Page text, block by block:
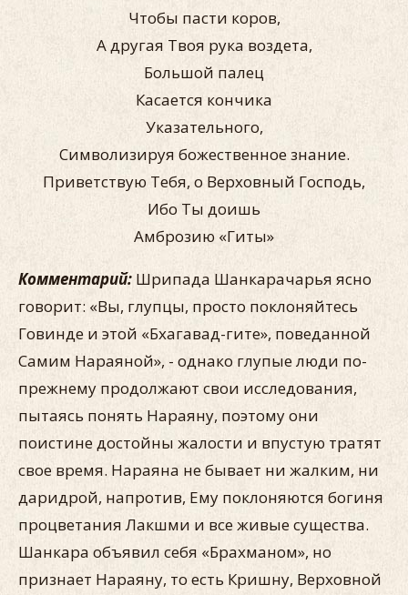
Чтобы пасти коров,
А другая Твоя рука воздета,
Большой палец
Касается кончика
Указательного,
Символизируя божественное знание.
Приветствую Тебя, о Верховный Господь,
Ибо Ты доишь
Амброзию «Гиты»
Комментарий: Шрипада Шанкарачарья ясно
говорит: «Вы, глупцы, просто поклоняйтесь
Говинде и этой «Бхагавад-гите», поведанной
Самим Нараяной», - однако глупые люди по-
прежнему продолжают свои исследования,
пытаясь понять Нараяну, поэтому они
поистине достойны жалости и впустую тратят
свое время. Нараяна не бывает ни жалким, ни
даридрой, напротив, Ему поклоняются богиня
процветания Лакшми и все живые существа.
Шанкара объявил себя «Брахманом», но
признает Нараяну, то есть Кришну, Верховной